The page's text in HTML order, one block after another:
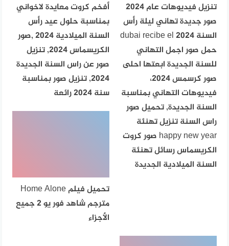
تنزيل فيديوهات عام 2024
صور جديدة تهاني ليلة رأس
السنة dubai recibe el 2024
حمل صور اجمل التهاني
للسنة الجديدة ابعتها احلى
صور كرسمس 2024،
فيديوهات التهاني بمناسبة
السنة الجديدة, تحميل صور
راس السنة تنزيل تهنئة
happy new year صور كروت
الكريسماس رسائل تهنئة
السنة الميلادية الجديدة
أفخم كروت معايدة لاخواني
بمناسبة حلول عيد رأس
السنة الميلادية 2024 ,صور
الكريسماس 2024, تنزيل
صور عن راس السنة الجديدة
2024, تنزيل صور بمناسبة
سنة 2024 رائعة
تحميل فيلم Home Alone
مترجم شاهد فور يو 2 جميع
الأجزاء